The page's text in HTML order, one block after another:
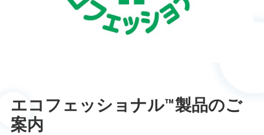
エコフェッショナル™製品のご
案内